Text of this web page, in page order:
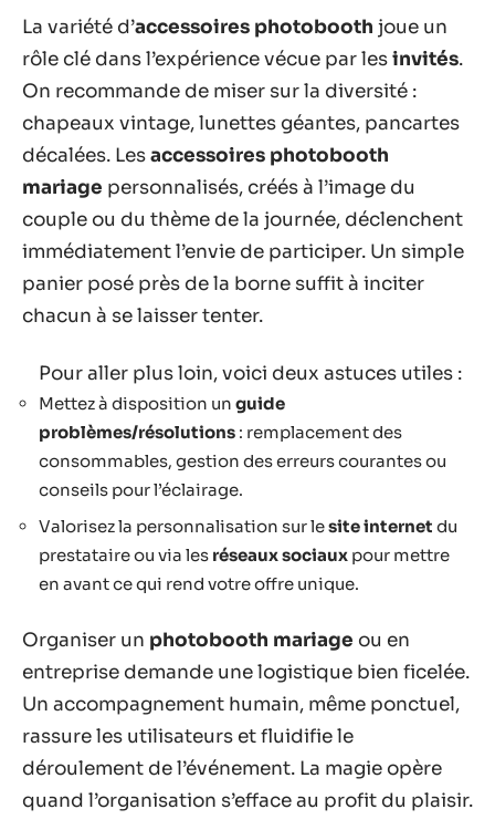
La variété d’accessoires photobooth joue un
rôle clé dans l’expérience vécue par lesinvités.
On recommande de miser sur la diversité :
chapeaux vintage, lunettes géantes, pancartes
décalées. Lesaccessoires photobooth
mariage personnalisés, créés à l’image du
couple ou du thème de la journée, déclenchent
immédiatement l’envie de participer. Un simple
panier posé près de la borne suffit à inciter
chacun à se laisser tenter.
Pour aller plus loin, voici deux astuces utiles :
Mettez à disposition un guide
problèmes/résolutions : remplacement des
consommables, gestion des erreurs courantes ou
conseils pour l’éclairage.
Valorisez la personnalisation sur lesite internet du
prestataire ou via les réseaux sociaux pour mettre
en avant ce qui rend votre offre unique.
Organiser un photobooth mariage ou en
entreprise demande une logistique bien ficelée.
Un accompagnement humain, même ponctuel,
rassure les utilisateurs et fluidifie le
déroulement de l’événement. La magie opère
quand l’organisation s’efface au profit du plaisir.